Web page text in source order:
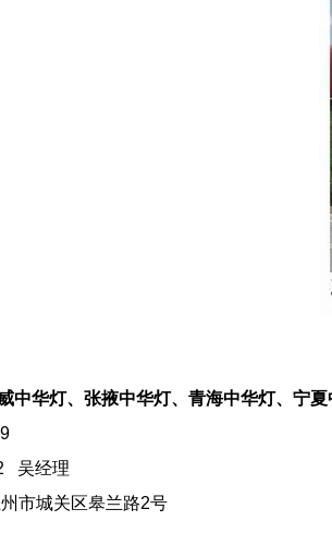
中华灯、张掖中华灯、青海中华灯、宁
吴经理
市城关区皋兰路2号